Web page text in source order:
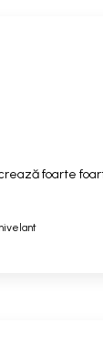
foarte